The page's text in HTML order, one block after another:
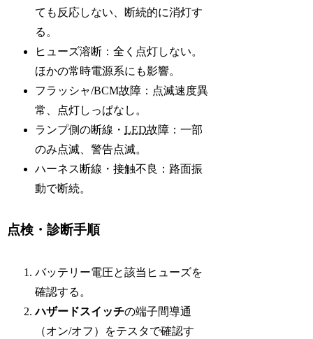
ても反応しない、断続的に消灯す
る。
ヒューズ溶断：全く点灯しない。
ほかの常時電源系にも影響。
フラッシャ/BCM故障：点滅速度異
常、点灯しっぱなし。
ランプ側の断線・LED故障：一部
のみ点滅、警告点滅。
ハーネス断線・接触不良：路面振
動で断続。
点検・診断手順
バッテリー電圧と該当ヒューズを
確認する。
ハザードスイッチの端子間導通
（オン/オフ）をテスタで確認す